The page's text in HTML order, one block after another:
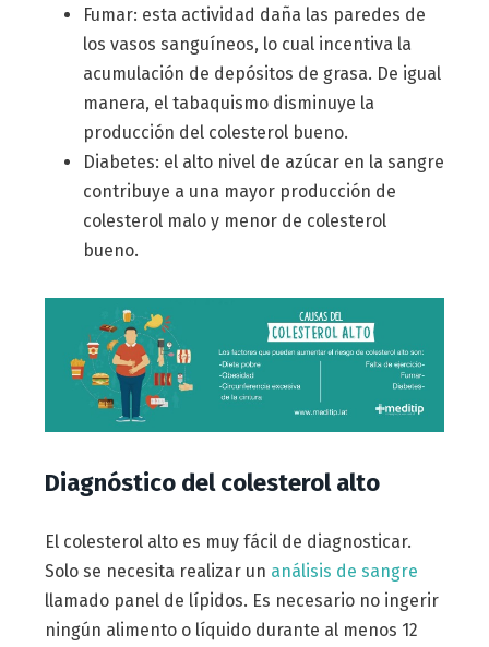
Fumar: esta actividad daña las paredes de
los vasos sanguíneos, lo cual incentiva la
acumulación de depósitos de grasa. De igual
manera, el tabaquismo disminuye la
producción del colesterol bueno.
Diabetes: el alto nivel de azúcar en la sangre
contribuye a una mayor producción de
colesterol malo y menor de colesterol
bueno.
Diagnóstico del colesterol alto
El colesterol alto es muy fácil de diagnosticar.
Solo se necesita realizar un análisis de sangre
llamado panel de lípidos. Es necesario no ingerir
ningún alimento o líquido durante al menos 12